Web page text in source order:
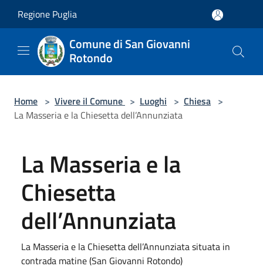
Regione Puglia
Comune di San Giovanni
Rotondo
Home > Vivere il Comune > Luoghi > Chiesa >
La Masseria e la Chiesetta dell’Annunziata
La Masseria e la
Chiesetta
dell’Annunziata
La Masseria e la Chiesetta dell’Annunziata situata in
contrada matine (San Giovanni Rotondo)